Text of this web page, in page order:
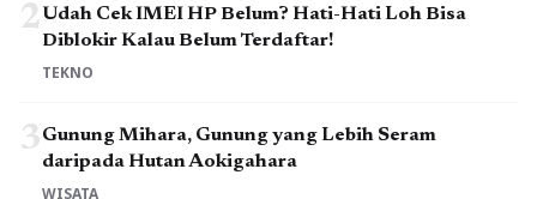
2Udah Cek IMEI HP Belum? Hati-Hati Loh Bisa
Diblokir Kalau Belum Terdaftar!
TEKNO
3Gunung Mihara, Gunung yang Lebih Seram
daripada Hutan Aokigahara
WISATA